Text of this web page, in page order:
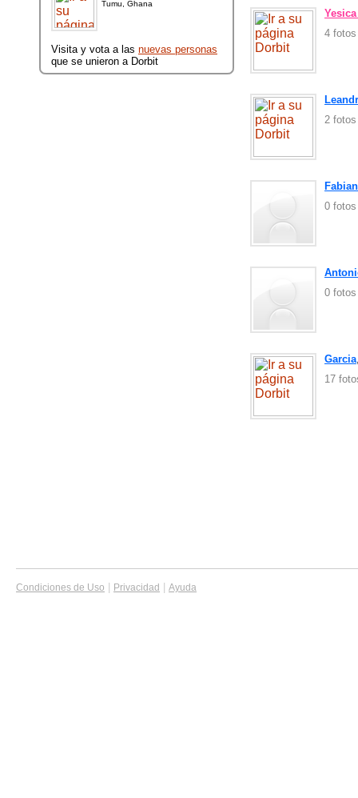
Tumu, Ghana
Visita y vota a las nuevas personas
que se unieron a Dorbit
4
2
0
0
Garcia
17
Condiciones de Uso Privacidad Ayuda